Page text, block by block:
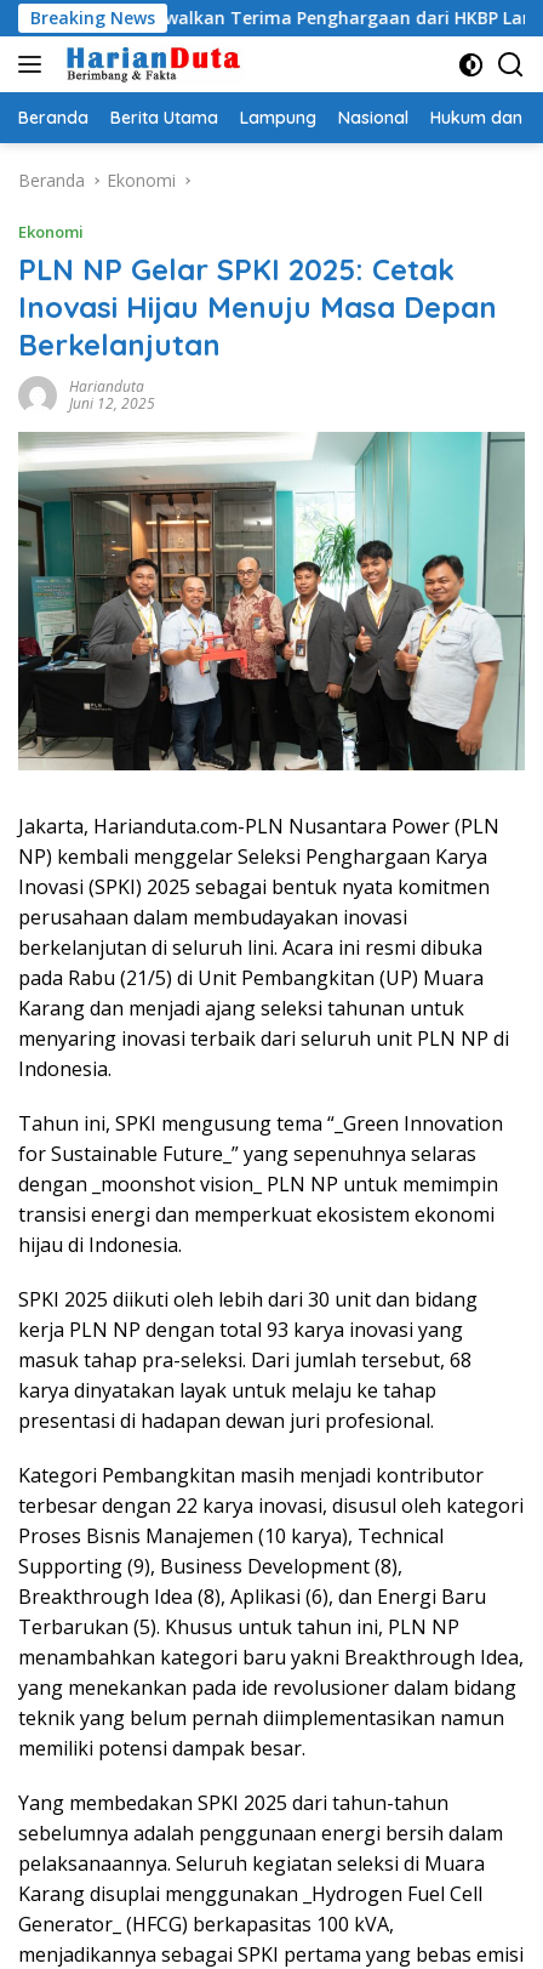
Langsung
ke
konten
Breaking News
Terima Penghargaan dari HKBP Lampung
Beranda Berita Utama Lampung Nasional Hukum dan
Beranda Ekonomi
Ekonomi
PLN NP Gelar SPKI 2025: Cetak
Inovasi Hijau Menuju Masa Depan
Berkelanjutan
Harianduta
Juni 12, 2025
Jakarta, Harianduta.com-PLN Nusantara Power (PLN
NP) kembali menggelar Seleksi Penghargaan Karya
Inovasi (SPKI) 2025 sebagai bentuk nyata komitmen
perusahaan dalam membudayakan inovasi
berkelanjutan di seluruh lini. Acara ini resmi dibuka
pada Rabu (21/5) di Unit Pembangkitan (UP) Muara
Karang dan menjadi ajang seleksi tahunan untuk
menyaring inovasi terbaik dari seluruh unit PLN NP di
Indonesia.
Tahun ini, SPKI mengusung tema “_Green Innovation
for Sustainable Future_” yang sepenuhnya selaras
dengan _moonshot vision_ PLN NP untuk memimpin
transisi energi dan memperkuat ekosistem ekonomi
hijau di Indonesia.
SPKI 2025 diikuti oleh lebih dari 30 unit dan bidang
kerja PLN NP dengan total 93 karya inovasi yang
masuk tahap pra-seleksi. Dari jumlah tersebut, 68
karya dinyatakan layak untuk melaju ke tahap
presentasi di hadapan dewan juri profesional.
Kategori Pembangkitan masih menjadi kontributor
terbesar dengan 22 karya inovasi, disusul oleh kategori
Proses Bisnis Manajemen (10 karya), Technical
Supporting (9), Business Development (8),
Breakthrough Idea (8), Aplikasi (6), dan Energi Baru
Terbarukan (5). Khusus untuk tahun ini, PLN NP
menambahkan kategori baru yakni Breakthrough Idea,
yang menekankan pada ide revolusioner dalam bidang
teknik yang belum pernah diimplementasikan namun
memiliki potensi dampak besar.
Yang membedakan SPKI 2025 dari tahun-tahun
sebelumnya adalah penggunaan energi bersih dalam
pelaksanaannya. Seluruh kegiatan seleksi di Muara
Karang disuplai menggunakan _Hydrogen Fuel Cell
Generator_ (HFCG) berkapasitas 100 kVA,
menjadikannya sebagai SPKI pertama yang bebas emisi